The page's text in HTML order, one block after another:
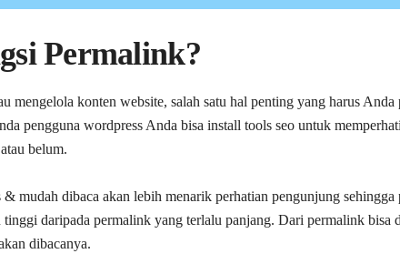
Permalink?
mengelola konten website, salah satu hal penting yang harus Anda
pengguna wordpress Anda bisa install tools seo untuk
belum.
mudah dibaca akan lebih menarik perhatian pengunjung sehingga
daripada permalink yang terlalu panjang. Dari permalink bisa
dibacanya.